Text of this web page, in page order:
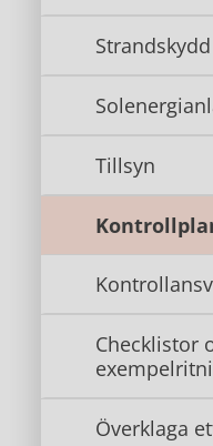
Strandskydd
Tillsyn
Checklistor
Överklaga